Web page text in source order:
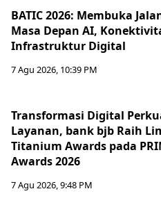
BATIC 2026: Membuka
Masa Depan AI,
Infrastruktur Digital
7 Agu 2026, 10:39 PM
Transformasi Digital
Layanan, bank bjb Raih
Titanium Awards pada
Awards 2026
7 Agu 2026, 9:48 PM